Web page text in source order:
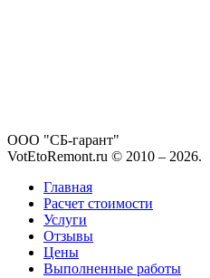
ООО "СБ-гарант"
VotEtoRemont.ru © 2010 – 2026.
Главная
Расчет стоимости
Услуги
Отзывы
Цены
Выполненные работы